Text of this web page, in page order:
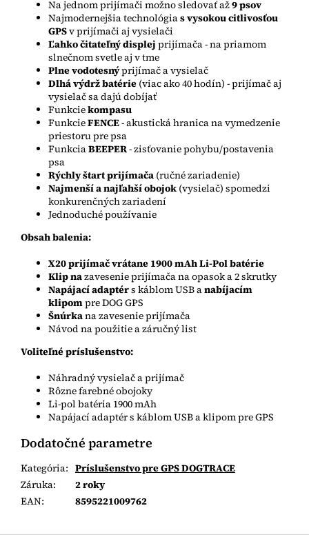
Na jednom prijímači možno sledovať až9 psov
Najmodernejšia technológiasvysokou citlivosťou
GPSv prijímači aj vysielači
Ľahko čitateľný displej prijímača - na priamom
slnečnom svetle aj v tme
Plne vodotesnýprijímač a vysielač
Dlhá výdrž batérie (viac ako 40 hodín) - prijímač aj
vysielač sa dajú dobíjať
Funkciekompasu
FunkcieFENCE- akustická hranica na vymedzenie
priestoru pre psa
FunkciaBEEPER- zisťovanie pohybu/postavenia
psa
Rýchly štartprijímača (ručné zariadenie)
Najmenší a najľahší obojok (vysielač) spomedzi
konkurenčných zariadení
Jednoduché používanie
Obsah balenia:
X20 prijímač vrátane 1900 mAh Li-Pol batérie
Klip nazavesenie prijímača na opasok a 2 skrutky
Napájací adaptérs káblom USB anabíjacím
klipompre DOG GPS
Šnúrkana zavesenie prijímača
Návod na použitie a záručný list
Voliteľné príslušenstvo:
Náhradný vysielač a prijímač
Rôzne farebné obojoky
Li-pol batéria 1900 mAh
Napájací adaptér s káblom USB a klipom pre GPS
Dodatočné parametre
Kategória: Príslušenstvo pre GPS DOGTRACE
Záruka:
2 roky
EAN: 8595221009762